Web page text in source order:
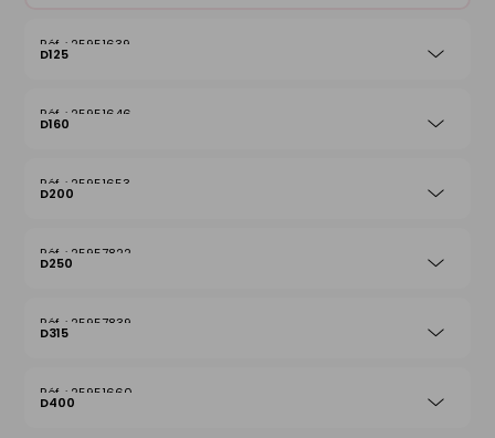
25951639
D125
25951646
D160
25951653
D200
25957822
D250
25957839
D315
25951660
D400